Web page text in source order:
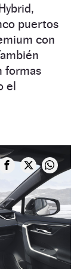
puertos
con
formas
el